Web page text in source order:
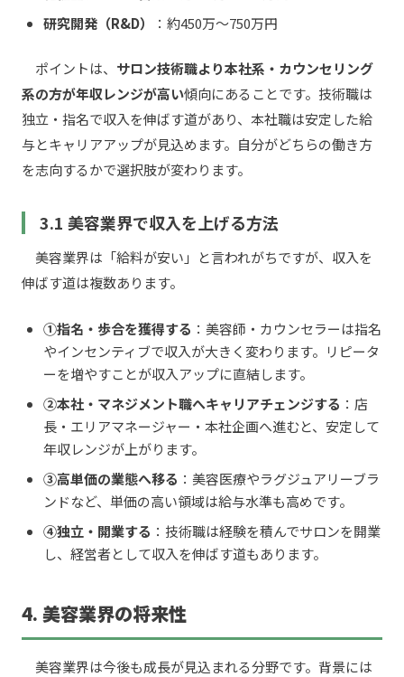
研究開発（R&D）
：約450万〜750万円
ポイントは、 サロン技術職より本社系・カウンセリング
系の方が年収レンジが高い傾向にあることです。技術職は
独立・指名で収入を伸ばす道があり、本社職は安定した給
与とキャリアアップが見込めます。自分がどちらの働き方
を志向するかで選択肢が変わります。
3.1 美容業界で収入を上げる方法
美容業界は「給料が安い」と言われがちですが、収入を
伸ばす道は複数あります。
①指名・歩合を獲得する ：美容師・カウンセラーは指名
やインセンティブで収入が大きく変わります。リピータ
ーを増やすことが収入アップに直結します。
②本社・マネジメント職へキャリアチェンジする ：店
長・エリアマネージャー・本社企画へ進むと、安定して
年収レンジが上がります。
③高単価の業態へ移る ：美容医療やラグジュアリーブラ
ンドなど、単価の高い領域は給与水準も高めです。
④独立・開業する ：技術職は経験を積んでサロンを開業
し、経営者として収入を伸ばす道もあります。
4. 美容業界の将来性
美容業界は今後も成長が見込まれる分野です。背景には